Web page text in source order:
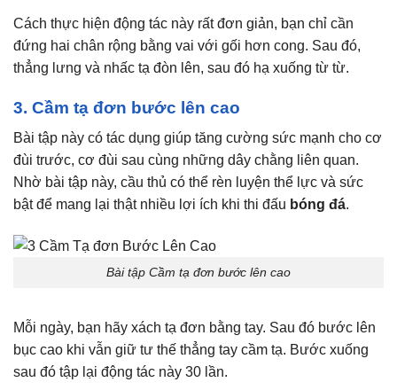
Cách thực hiện động tác này rất đơn giản, bạn chỉ cần
đứng hai chân rộng bằng vai với gối hơn cong. Sau đó,
thẳng lưng và nhấc tạ đòn lên, sau đó hạ xuống từ từ.
3. Cầm tạ đơn bước lên cao
Bài tập này có tác dụng giúp tăng cường sức mạnh cho cơ
đùi trước, cơ đùi sau cùng những dây chằng liên quan.
Nhờ bài tập này, cầu thủ có thể rèn luyện thể lực và sức
bật để mang lại thật nhiều lợi ích khi thi đấu bóng đá.
Bài tập Cầm tạ đơn bước lên cao
Mỗi ngày, bạn hãy xách tạ đơn bằng tay. Sau đó bước lên
bục cao khi vẫn giữ tư thế thẳng tay cầm tạ. Bước xuống
sau đó tập lại động tác này 30 lần.